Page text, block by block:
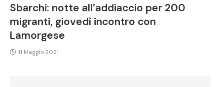
Sbarchi: notte all’addiaccio per 200
migranti, giovedì incontro con
Lamorgese
11 Maggio 2021